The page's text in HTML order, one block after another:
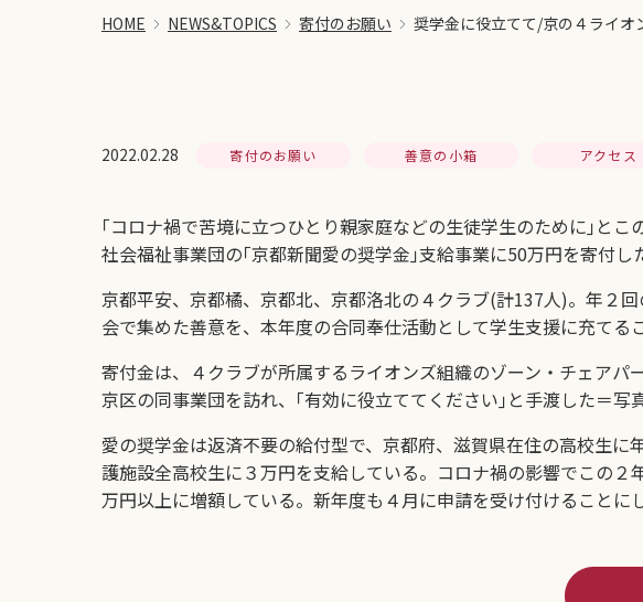
HOME NEWS&TOPICS 寄付のお願い 奨学金に役立てて/京の４ライオ
2022.02.28 寄付のお願い 善意の小箱 アクセス
｢コロナ禍で苦境に立つひとり親家庭などの生徒学生のために｣と
社会福祉事業団の｢京都新聞愛の奨学金｣支給事業に50万円を寄付し
京都平安、京都橘、京都北、京都洛北の４クラブ(計137人)。年２
会で集めた善意を、本年度の合同奉仕活動として学生支援に充てる
寄付金は、４クラブが所属するライオンズ組織のゾーン・チェア
京区の同事業団を訪れ、｢有効に役立ててください｣と手渡した＝写真
愛の奨学金は返済不要の給付型で、京都府、滋賀県在住の高校生
護施設全高校生に３万円を支給している。コロナ禍の影響でこの
万円以上に増額している。新年度も４月に申請を受け付けることに